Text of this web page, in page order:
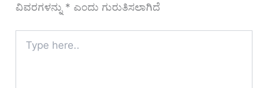
ವಿವರಗಳನ್ನು * ಎಂದು ಗುರುತಿಸಲಾಗಿದೆ
here..